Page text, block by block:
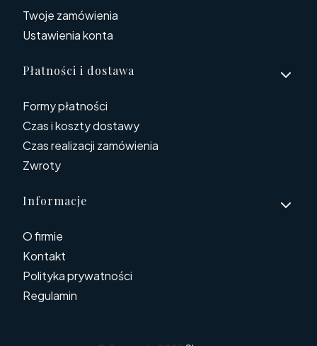
Twoje zamówienia
Ustawienia konta
Płatności i dostawa
Formy płatności
Czas i koszty dostawy
Czas realizacji zamówienia
Zwroty
Informacje
O firmie
Kontakt
Polityka prywatności
Regulamin